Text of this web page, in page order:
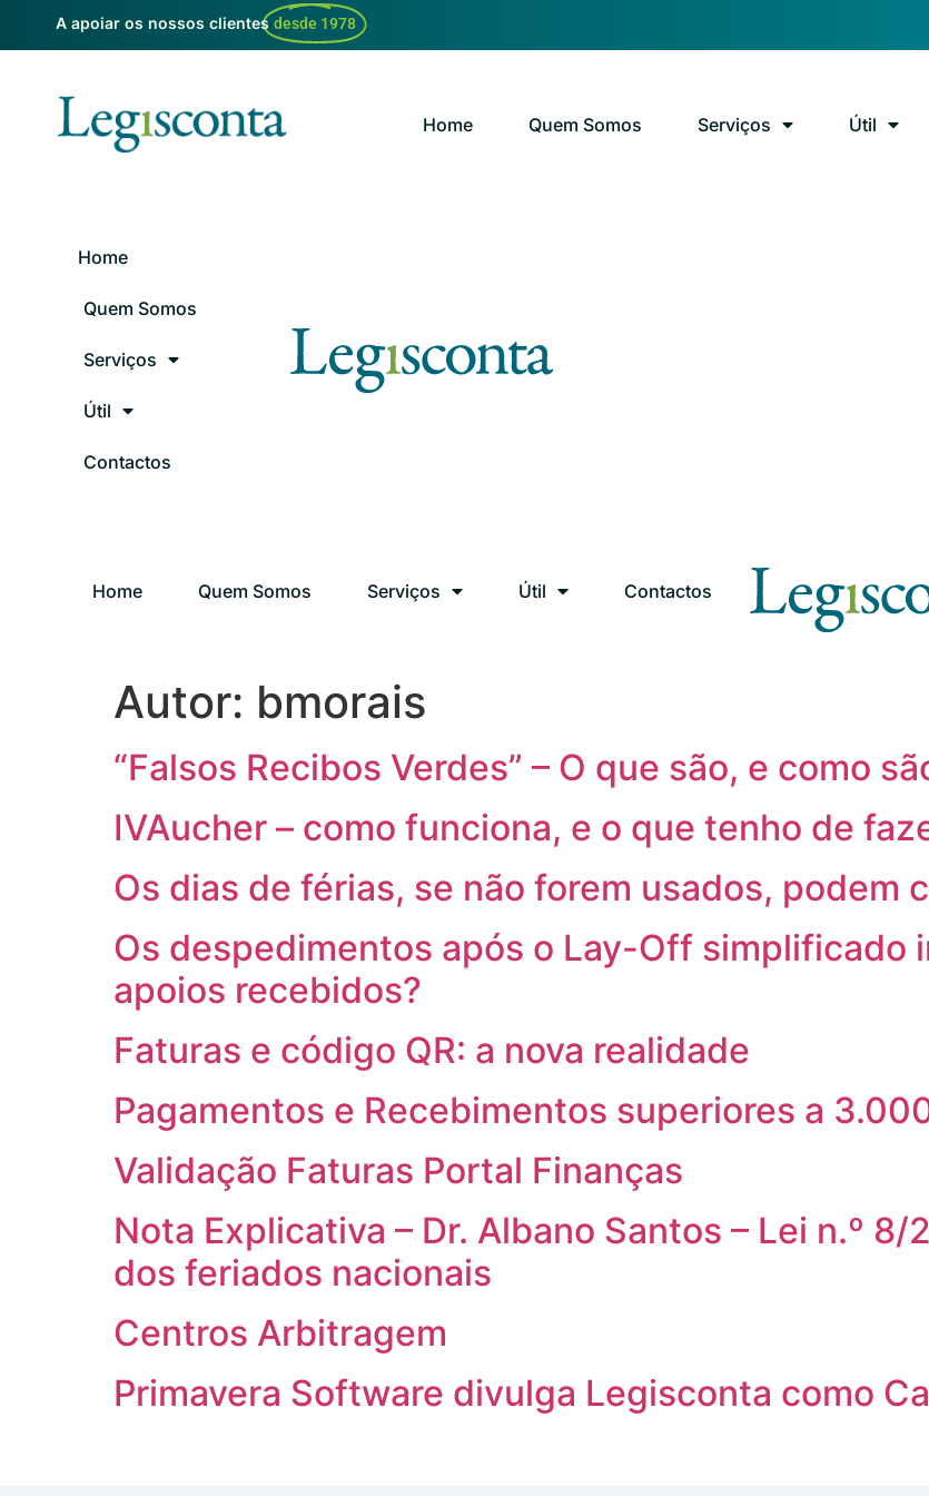
A apoiar os nossos clientes desde 1978
Home Quem Somos Serviços Útil
Home
Quem Somos
Serviços
Útil
Contactos
Home Quem Somos Serviços Útil Contactos
Autor: bmorais
“Falsos Recibos Verdes” – O que são, e como
IVAucher – como funciona, e o que tenho de
Os dias de férias, se não forem usados, podem
Os despedimentos após o Lay-Off simplificado
apoios recebidos?
Faturas e código QR: a nova realidade
Pagamentos e Recebimentos superiores a
Validação Faturas Portal Finanças
Nota Explicativa – Dr. Albano Santos – Lei n.º 8/
dos feriados nacionais
Centros Arbitragem
Primavera Software divulga Legisconta como